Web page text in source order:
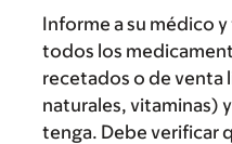
Informe a su médico
todos los
recetados o de venta
naturales, vitaminas)
tenga. Debe verificar